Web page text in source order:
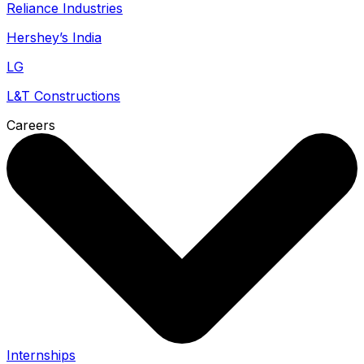
Reliance Industries
Hershey’s India
LG
L&T Constructions
Careers
Internships